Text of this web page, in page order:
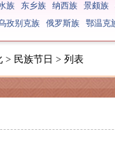
族 东乡族 纳西族 景颇族
孜别克族 俄罗斯族 鄂温克
> 民族节日 > 列表